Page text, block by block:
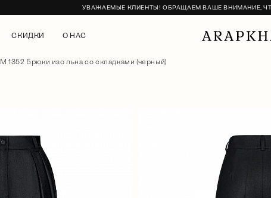
УВАЖАЕМЫЕ КЛИЕНТЫ! ОБРАЩАЕМ ВАШЕ ВНИМАНИЕ,
СКИДКИ О НАС
М 1352 Брюки изо льна со складками (черный)